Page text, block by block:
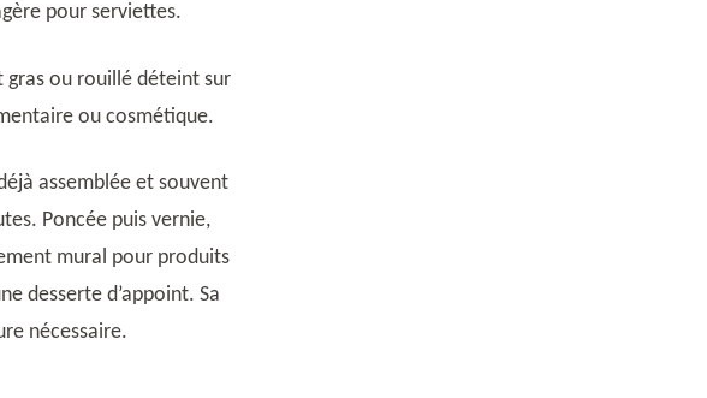
pour serviettes.
ou rouillé déteint sur
ou cosmétique.
assemblée et souvent
Poncée puis vernie,
mural pour produits
desserte d’appoint. Sa
nécessaire.